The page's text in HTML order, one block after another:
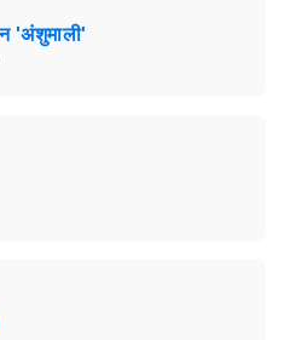
'अंशुमाली'